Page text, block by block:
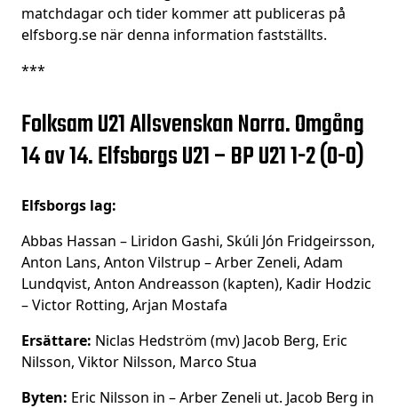
matchdagar och tider kommer att publiceras på
elfsborg.se när denna information fastställts.
***
Folksam U21 Allsvenskan Norra. Omgång
14 av 14. Elfsborgs U21 – BP U21 1-2 (0-0)
Elfsborgs lag:
Abbas Hassan – Liridon Gashi, Skúli Jón Fridgeirsson,
Anton Lans, Anton Vilstrup – Arber Zeneli, Adam
Lundqvist, Anton Andreasson (kapten), Kadir Hodzic
– Victor Rotting, Arjan Mostafa
Ersättare: Niclas Hedström (mv) Jacob Berg, Eric
Nilsson, Viktor Nilsson, Marco Stua
Byten: Eric Nilsson in – Arber Zeneli ut. Jacob Berg in